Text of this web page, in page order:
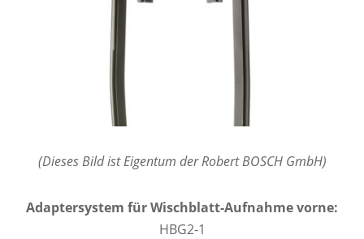
(Dieses Bild ist Eigentum der Robert BOSCH GmbH)
Adaptersystem für Wischblatt-Aufnahme vorne:
HBG2-1